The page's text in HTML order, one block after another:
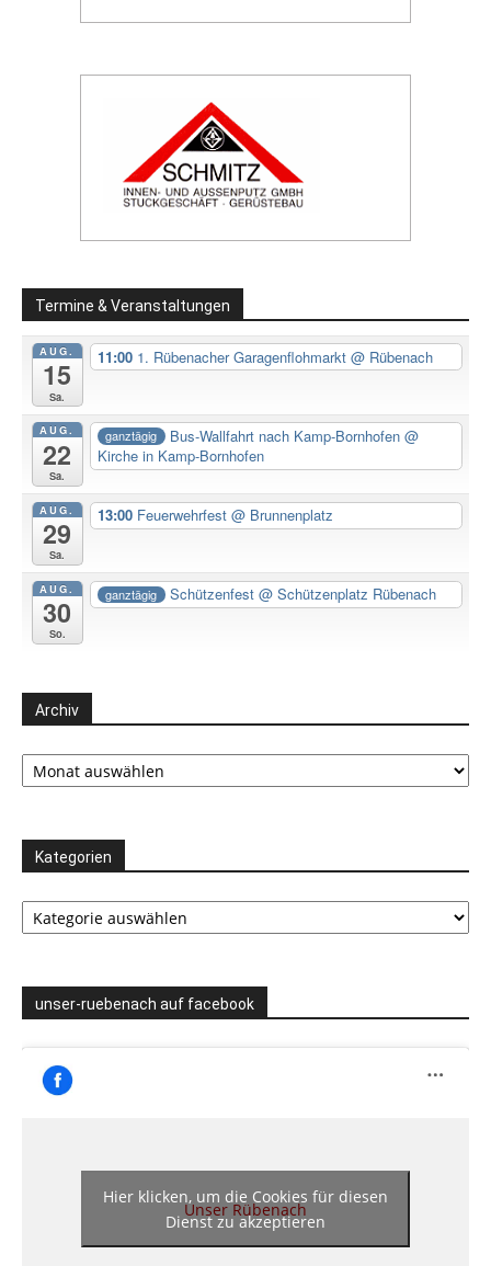
Termine & Veranstaltungen
AUG.
15
Sa.
11:00 1. Rübenacher Garagenflohmarkt @ Rübenach
AUG.
22
Sa.
ganztägig Bus-Wallfahrt nach Kamp-Bornhofen@
Kirche in Kamp-Bornhofen
AUG.
29
Sa.
13:00 Feuerwehrfest @ Brunnenplatz
AUG.
30
So.
ganztägig Schützenfest@ Schützenplatz Rübenach
Archiv
Archiv
Kategorien
Kategorien
unser-ruebenach auf facebook
Unser Rübenach
Hier klicken, um die Cookies für diesen
Dienst zu akzeptieren